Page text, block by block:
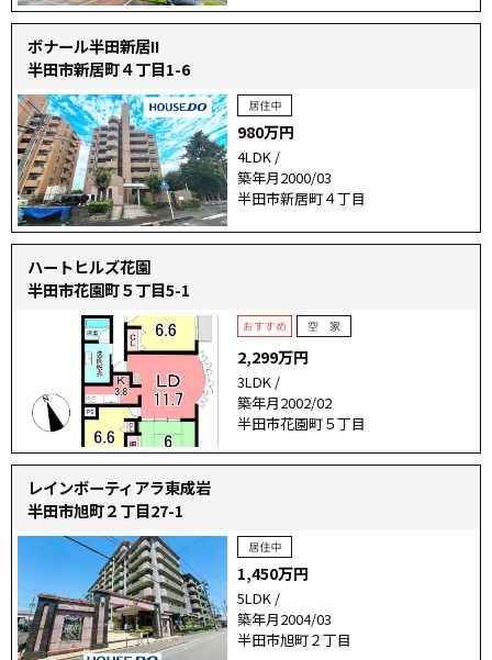
ボナール半田新居II
半田市新居町４丁目1-6
980万円
4LDK /
築年月2000/03
半田市新居町４丁目
ハートヒルズ花園
半田市花園町５丁目5-1
2,299万円
3LDK /
築年月2002/02
半田市花園町５丁目
レインボーティアラ東成岩
半田市旭町２丁目27-1
1,450万円
5LDK /
築年月2004/03
半田市旭町２丁目